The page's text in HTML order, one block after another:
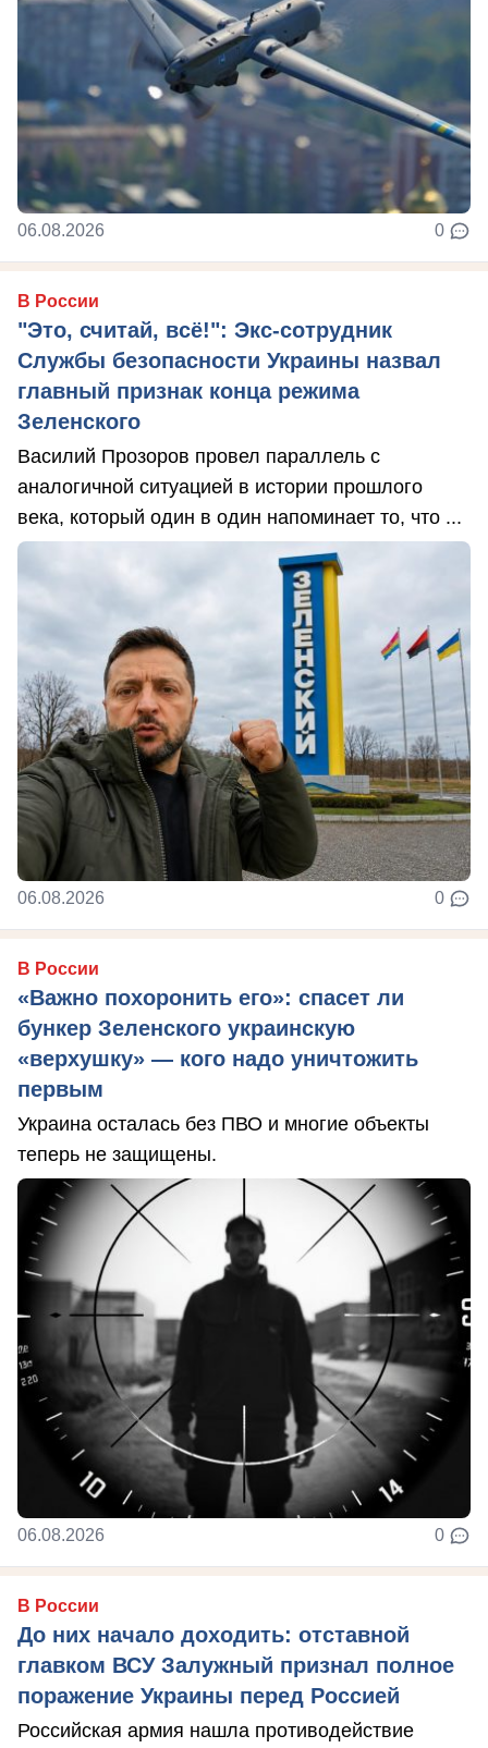
06.08.2026 0
В России
"Это, считай, всё!": Экс-сотрудник
Службы безопасности Украины назвал
главный признак конца режима
Зеленского
Василий Прозоров провел параллель с
аналогичной ситуацией в истории прошлого
века, который один в один напоминает то, что ...
06.08.2026 0
В России
«Важно похоронить его»: спасет ли
бункер Зеленского украинскую
«верхушку» — кого надо уничтожить
первым
Украина осталась без ПВО и многие объекты
теперь не защищены.
06.08.2026 0
В России
До них начало доходить: отставной
главком ВСУ Залужный признал полное
поражение Украины перед Россией
Российская армия нашла противодействие